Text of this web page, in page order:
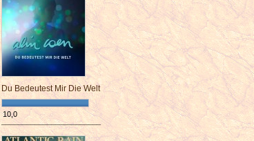
Du Bedeutest Mir Die Welt
10,0
¯¯¯¯¯¯¯¯¯¯¯¯¯¯¯¯¯¯¯¯¯¯¯¯